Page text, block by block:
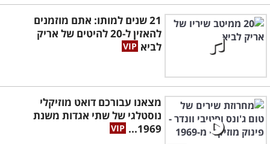
21 שנים למותו: אתם מוזמנים
להאזין ל-20 להיטים של אריק
לביא
מצאנו עבורכם דואט מוזיקלי
נוסטלגי של שתי אגדות משנת
1969...